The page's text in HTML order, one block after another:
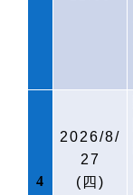
4
2026/8/
27
( 四)